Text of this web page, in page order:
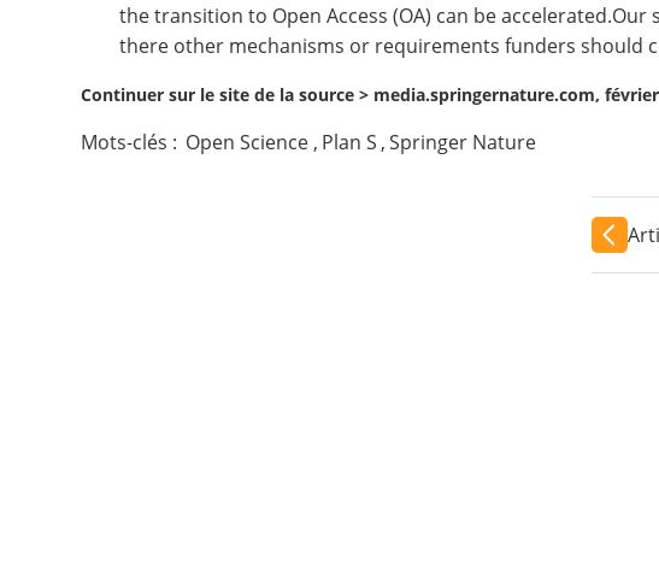
Nous suivre
the transition to Open Access (OA) can be
there other mechanisms or requirements funders should
Continuer sur le site de la source > media.springernature.com,
Mots-clés : Open Science , Plan S ,Springer Nature